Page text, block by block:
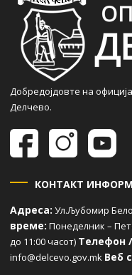
Добредојдовте на
Делчево.
КОНТАКТ
Адреса: Ул.Љубомир
време: Понеделник –
до 11:00 часот) Телефон
info@delcevo.gov.mk Веб